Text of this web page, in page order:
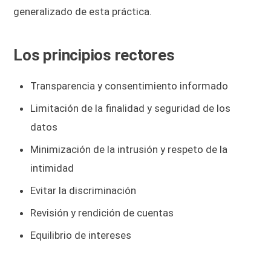
generalizado de esta práctica.
Los principios rectores
Transparencia y consentimiento informado
Limitación de la finalidad y seguridad de los
datos
Minimización de la intrusión y respeto de la
intimidad
Evitar la discriminación
Revisión y rendición de cuentas
Equilibrio de intereses